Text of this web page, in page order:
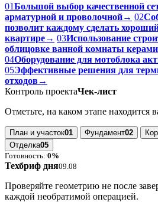
01Большой выбор качественной
арматурной и проволочной→ 02
позволит каждому сделать
квартире→ 03Использование
облицовке ванной комнаты
04Оборудование для мотоблока
05Эффективные решения для
отходов→
Контроль проектаЧек-лист
Отметьте, на каком этапе находится
План и участок01 Фундамент02
Отделка05
Готовность: 0%
Техбриф дня09.08
Проверяйте геометрию не после
каждой необратимой операцией.